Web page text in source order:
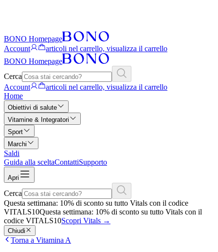
BONO Homepage
Account
articoli nel carrello, visualizza il carrello
BONO Homepage
Cerca
Account
articoli nel carrello, visualizza il carrello
Home
Obiettivi di salute
Vitamine & Integratori
Sport
Marchi
Saldi
Guida alla sceltaContattiSupporto
Apri
Cerca
Questa settimana: 10% di sconto su tutto Vitals con il codice
VITALS10Questa settimana: 10% di sconto su tutto Vitals con il
codice VITALS10Scopri Vitals →
Chiudi
Torna a Vitamina A